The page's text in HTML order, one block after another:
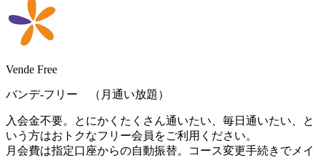
Vende Free
バンデ-フリー （月通い放題）
入会金不要。とにかくたくさん通いたい、毎日通いたい、と
いう方はおトクなフリー会員をご利用ください。
月会費は指定口座からの自動振替。コース変更手続きでメイ